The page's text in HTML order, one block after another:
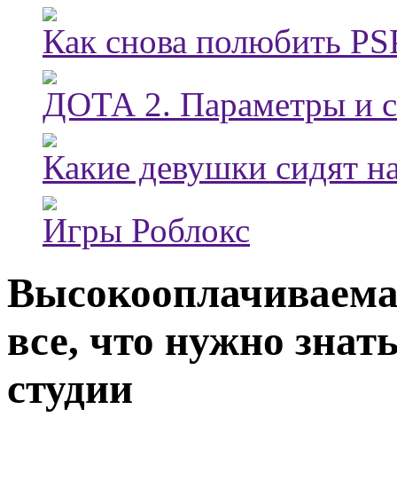
Как снова полюбить
ДОТА 2. Параметры и
Какие девушки сидят
Игры Роблокс
все, что нужно
студии